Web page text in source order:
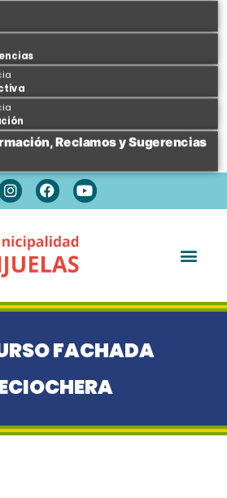
Reclamos y Sugerencias
FACHADA